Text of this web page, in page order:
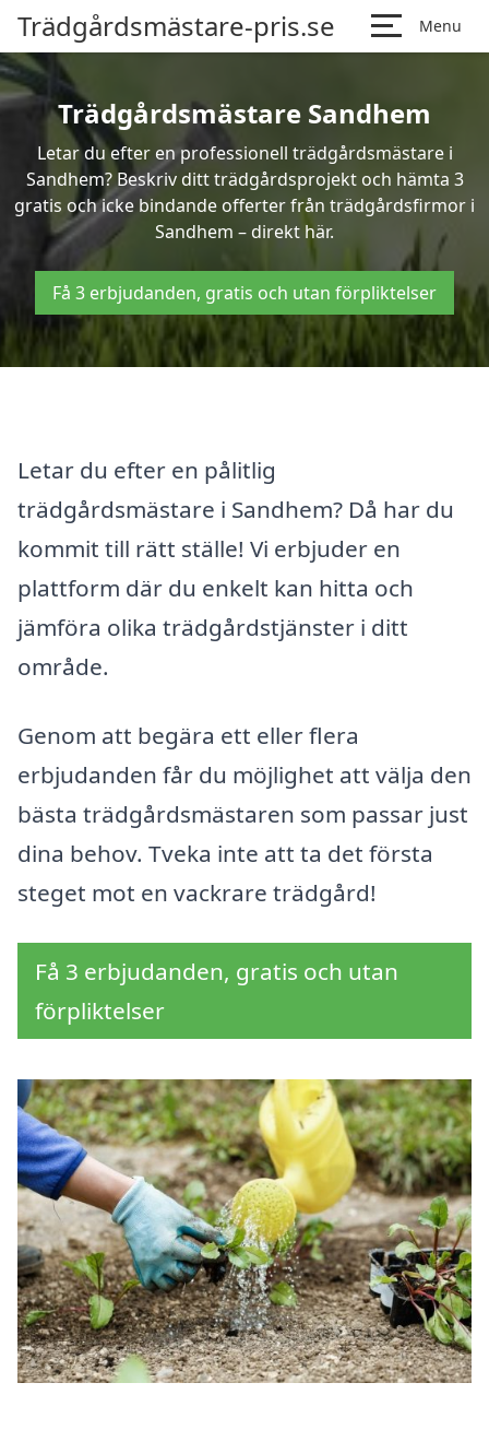
Trädgårdsmästare-pris.se Menu
Trädgårdsmästare Sandhem
Letar du efter en professionell trädgårdsmästare i
Sandhem? Beskriv ditt trädgårdsprojekt och hämta 3
gratis och icke bindande offerter från trädgårdsfirmor i
Sandhem – direkt här.
Få 3 erbjudanden, gratis och utan förpliktelser
Letar du efter en pålitlig
trädgårdsmästare i Sandhem? Då har du
kommit till rätt ställe! Vi erbjuder en
plattform där du enkelt kan hitta och
jämföra olika trädgårdstjänster i ditt
område.
Genom att begära ett eller flera
erbjudanden får du möjlighet att välja den
bästa trädgårdsmästaren som passar just
dina behov. Tveka inte att ta det första
steget mot en vackrare trädgård!
Få 3 erbjudanden, gratis och utan
förpliktelser